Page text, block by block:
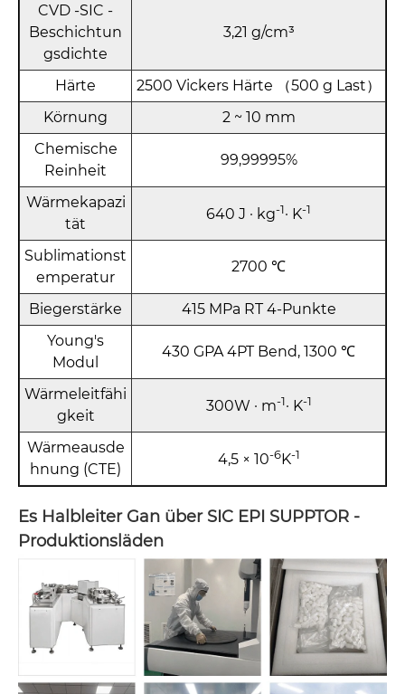
CVD -SIC -
Beschichtun
gsdichte
3,21 g/cm³
Härte
2500 Vickers Härte （500 g Last）
Körnung
2 ~ 10 mm
Chemische
Reinheit
99,99995%
Wärmekapazi
tät
640 J · kg-1· K-1
Sublimationst
emperatur
2700 ℃
Biegerstärke
415 MPa RT 4-Punkte
Young's
Modul
430 GPA 4PT Bend, 1300 ℃
Wärmeleitfähi
gkeit
300W · m-1· K-1
Wärmeausde
hnung (CTE)
4,5 × 10-6K-1
Es Halbleiter Gan über SIC EPI SUPPTOR -
Produktionsläden